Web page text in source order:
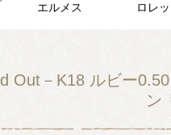
エルメス ロレ
Out－K18 ルビー
ン